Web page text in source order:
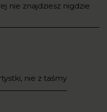
nie znajdziesz nigdzie
nie z taśmy